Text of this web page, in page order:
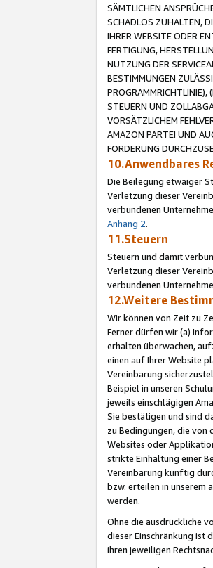
SÄMTLICHEN
SCHADLOS ZUHALTEN,
IHRER WEBSITE ODER
FERTIGUNG,
NUTZUNG DER
BESTIMMUNGEN
PROGRAMMRICHTLINIE),
STEUERN UND
VORSÄTZLICHEM
AMAZON PARTEI UND
FORDERUNG
10.Anwendbares
Die Beilegung etwaiger
Verletzung dieser
verbundenen
Anhang 2.
11.Steuern
Steuern und damit
Verletzung dieser
verbundenen
12.Weitere
Wir können von Zeit zu
Ferner dürfen wir (a)
erhalten überwachen,
einen auf Ihrer Website
Vereinbarung
Beispiel in unseren
jeweils einschlägigen
Sie bestätigen und sind
zu Bedingungen, die
Websites oder
strikte Einhaltung einer
Vereinbarung künftig
bzw. erteilen in unserem
werden.
Ohne die ausdrückliche
dieser Einschränkung ist
ihren jeweiligen